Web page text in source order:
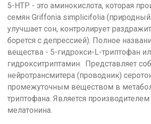
5-HTP - это аминокислота, которая
семян Griffonia simplicifolia (природный
улучшает сон, контролирует
борется с депрессией). Полное
вещества - 5-гидрокси-L-триптофан
гидрокситриптамин. Представляет
нейротрансмитера (проводник)
промежуточным веществом в
триптофана. Является
мелатонина